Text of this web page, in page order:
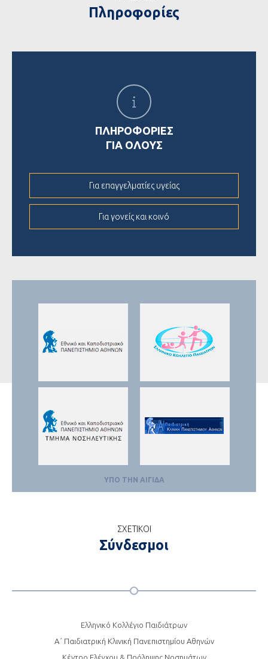
Πληροφορίες
ΠΛΗΡΟΦΟΡΙΕΣ
ΓΙΑ ΟΛΟΥΣ
Για επαγγελματίες υγείας
Για γονείς και κοινό
ΣΧΕΤΙΚΟΙ
Σύνδεσμοι
Ελληνικό Κολλέγιο Παιδιάτρων
Α΄ Παιδιατρική Κλινική Πανεπιστημίου Αθηνών
Κέντρο Ελέγχου & Πρόληψης Νοσημάτων